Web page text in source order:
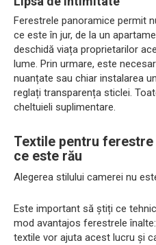
Ferestrele panoramice permit
ce este în jur, de la un
deschidă viața proprietarilor
lume. Prin urmare, este
nuanțate sau chiar instalarea
reglați transparența sticlei.
cheltuieli suplimentare.
Textile pentru
ce este rău
Alegerea stilului camerei nu
Este important să știți ce
mod avantajos ferestrele
textile vor ajuta acest lucru și